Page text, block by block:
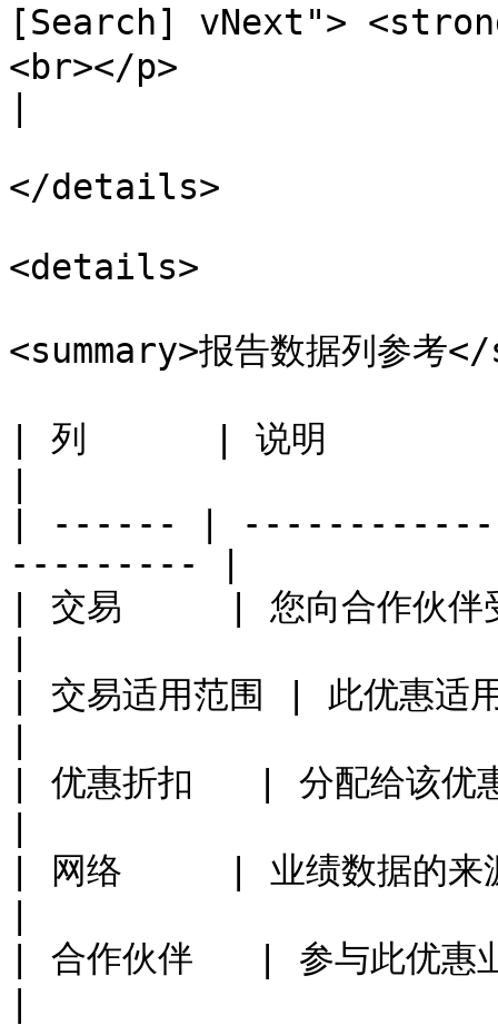
[Search] vNext">
<br></p>
</details>
<details>
<summary>报告数据列参考
| 列      | 说明
| ------ |
--------- |
| 交易     | 您向合作伙伴
| 交易适用范围 | 此优惠适
| 优惠折扣   | 分配给该优
| 网络     | 业绩数据的来
| 合作伙伴   | 参与此优惠